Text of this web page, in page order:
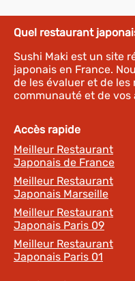
Quel restaurant
Sushi Maki est un site
japonais en France.
de les évaluer et de
communauté et de vos
Accès rapide
Meilleur Restaurant
Japonais de France
Meilleur Restaurant
Japonais Marseille
Meilleur Restaurant
Japonais Paris 09
Meilleur Restaurant
Japonais Paris 01